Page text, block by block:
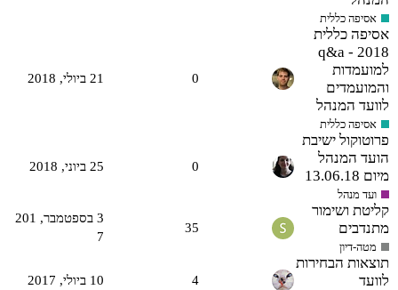
אסיפה כללית
אסיפה כללית
2018 - q&a
למועמדות
והמועמדים
לוועד המנהל
אסיפה כללית
0 21 ביולי,‏ 2018
פרוטוקול ישיבת
הועד המנהל
מיום 13.06.18
ועד מנהל
0 25 ביוני,‏ 2018
קליטת ושימור
מתנדבים
מטה-דיון
35
3 בספטמבר,‏ 201
7
תוצאות הבחירות
לוועד
4 10 ביולי,‏ 2017